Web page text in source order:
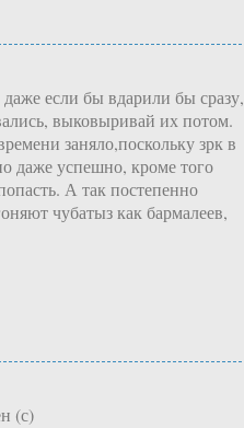
если бы вдарили бы сразу,
выковыривай их потом.
заняло,поскольку зрк в
даже успешно, кроме того
А так постепенно
чубатыз как бармалеев,
(с)